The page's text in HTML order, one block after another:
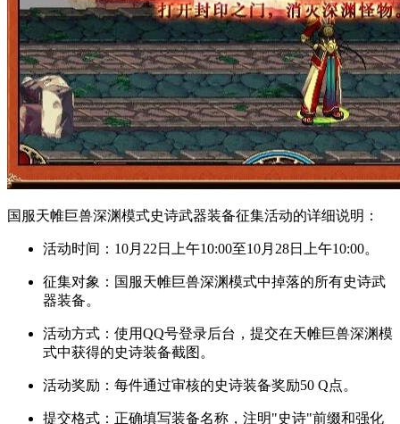
国服天帷巨兽深渊模式史诗武器装备征集活动的详细说明：
活动时间：10月22日上午10:00至10月28日上午10:00。
征集对象：国服天帷巨兽深渊模式中掉落的所有史诗武
器装备。
活动方式：使用QQ号登录后台，提交在天帷巨兽深渊模
式中获得的史诗装备截图。
活动奖励：每件通过审核的史诗装备奖励50 Q点。
提交格式：正确填写装备名称，注明"史诗"前缀和强化